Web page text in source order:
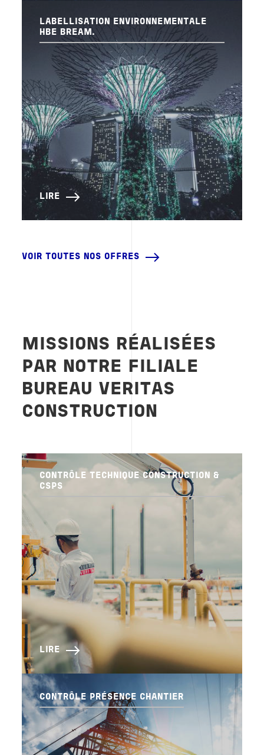
LABELLISATION ENVIRONNEMENTALE
HBE BREAM.
LIRE
VOIR TOUTES NOS OFFRES
MISSIONS RÉALISÉES
PAR NOTRE FILIALE
BUREAU VERITAS
CONSTRUCTION
CONTRÔLE TECHNIQUE CONSTRUCTION &
CSPS
LIRE
CONTRÔLE PRÉSENCE CHANTIER